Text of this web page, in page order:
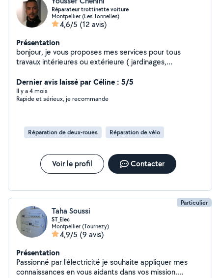
Réparateur trottinette voiture
Montpellier (Les Tonnelles)
4,6/5 (12 avis)
Présentation
bonjour, je vous proposes mes services pour tous
travaux intérieures ou extérieure ( jardinages,
soudure exemple portail cassé .) réparations voiture ,
trottinette,
Dernier avis laissé par Céline : 5/5
Il y a 4 mois
Rapide et sérieux, je recommande
Réparation de deux-roues Réparation de vélo
Voir le profil Contacter
Particulier
Taha Soussi
ST_Elec
Montpellier (Tournezy)
4,9/5 (9 avis)
Présentation
Passionné par l'électricité je souhaite appliquer mes
connaissances en vous aidants dans vos mission.